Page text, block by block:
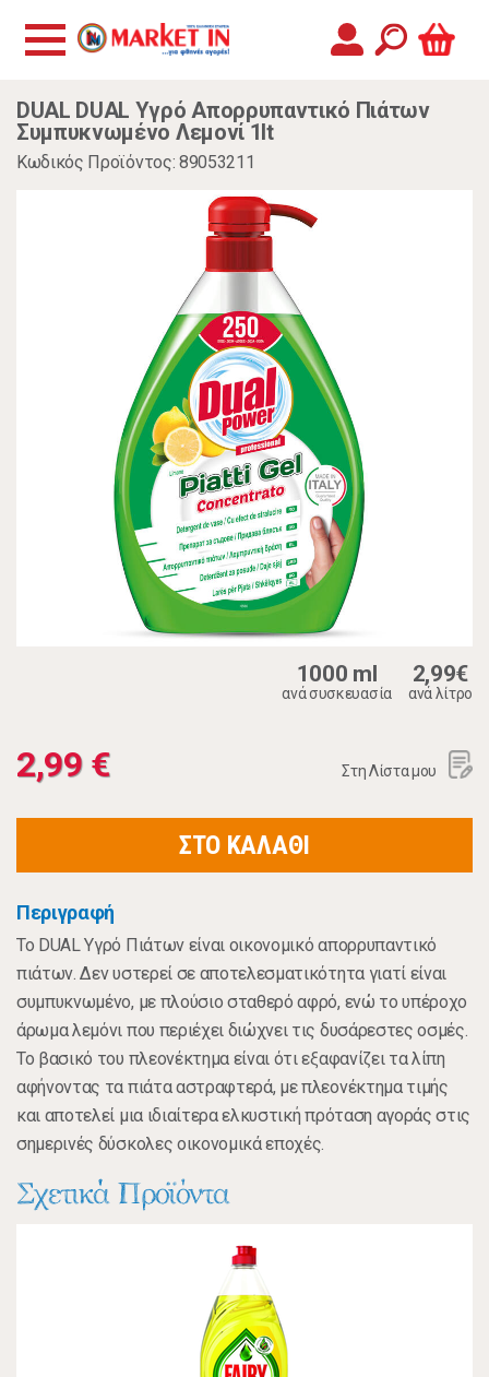
DUAL DUAL Υγρό Απορρυπαντικό Πιάτων
Συμπυκνωμένο Λεμονί 1lt
Κωδικός Προϊόντος: 89053211
1000 ml
ανά συσκευασία
2,99€
ανά λίτρο
2,99 € Στη Λίστα μου
ΣΤΟ ΚΑΛΑΘΙ
Περιγραφή
Το DUAL Υγρό Πιάτων είναι οικονομικό απορρυπαντικό
πιάτων. Δεν υστερεί σε αποτελεσματικότητα γιατί είναι
συμπυκνωμένο, με πλούσιο σταθερό αφρό, ενώ το υπέροχο
άρωμα λεμόνι που περιέχει διώχνει τις δυσάρεστες οσμές.
Το βασικό του πλεονέκτημα είναι ότι εξαφανίζει τα λίπη
αφήνοντας τα πιάτα αστραφτερά, με πλεονέκτημα τιμής
και αποτελεί μια ιδιαίτερα ελκυστική πρόταση αγοράς στις
σημερινές δύσκολες οικονομικά εποχές.
Σχετικά Προϊόντα